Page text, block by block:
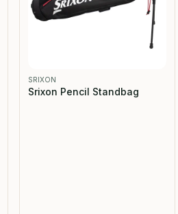
SRIXON
Srixon Pencil Standbag